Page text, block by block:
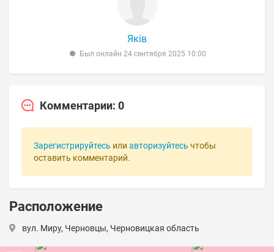
Яків
Был онлайн 24 сентября 2025 10:00
Комментарии: 0
Зарегистрируйтесь или авторизуйтесь чтобы
оставить комментарий.
Расположение
вул. Миру, Черновцы, Черновицкая область